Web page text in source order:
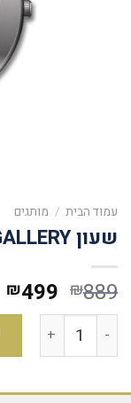
עמוד הבית / מותגים
שעון GALLERY לאישה
₪889
₪499